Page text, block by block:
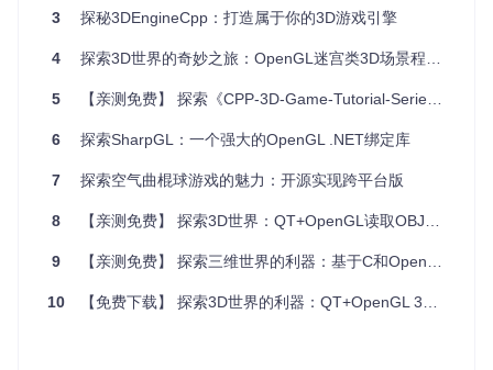
讲解游戏开发过程。
：通过实际操作，理论与实践相结合，让你在动
手实践中加深理解。
受众。
互助。
和最佳实践。
加入我们，开启你的游戏开发之旅！无论是为了兴趣爱好还是
3 探秘3DEngineCpp：打造属于你的3D游戏引擎
4 探索3D世界的奇妙之旅：OpenGL迷宫类3D场景程序推荐
5 【亲测免费】 探索《CPP-3D-Game-Tutorial-Series》：你的C++三维游戏开发指南
6 探索SharpGL：一个强大的OpenGL .NET绑定库
7 探索空气曲棍球游戏的魅力：开源实现跨平台版
8 【亲测免费】 探索3D世界：QT+OpenGL读取OBJ模型资源文件
9 【亲测免费】 探索三维世界的利器：基于C和OpenTK的3D坐标系演示控件
10 【免费下载】 探索3D世界的利器：QT+OpenGL 3D模型查看器